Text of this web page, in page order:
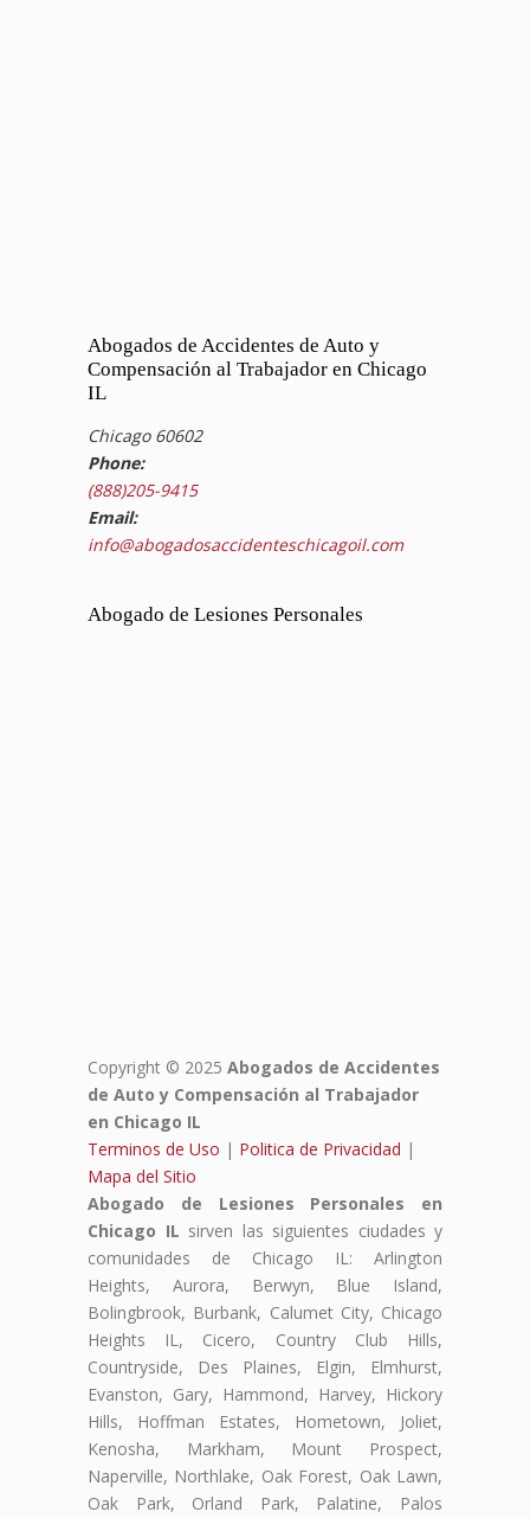
Abogados de Accidentes de Auto y
Compensación al Trabajador en Chicago
IL
Chicago 60602
Phone:
(888)205-9415
Email:
info@abogadosaccidenteschicagoil.com
Abogado de Lesiones Personales
Copyright © 2025 Abogados de Accidentes
de Auto y Compensación al Trabajador
en Chicago IL
Terminos de Uso | Politica de Privacidad |
Mapa del Sitio
Abogado de Lesiones Personales en
Chicago IL sirven las siguientes ciudades y
comunidades de Chicago IL: Arlington
Heights, Aurora, Berwyn, Blue Island,
Bolingbrook, Burbank, Calumet City, Chicago
Heights IL, Cicero, Country Club Hills,
Countryside, Des Plaines, Elgin, Elmhurst,
Evanston, Gary, Hammond, Harvey, Hickory
Hills, Hoffman Estates, Hometown, Joliet,
Kenosha, Markham, Mount Prospect,
Naperville, Northlake, Oak Forest, Oak Lawn,
Oak Park, Orland Park, Palatine, Palos